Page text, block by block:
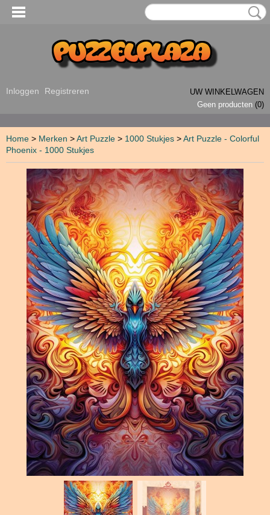
Inloggen Registreren
UW WINKELWAGEN
Geen producten (0)
Home > Merken >Art Puzzle > 1000 Stukjes >Art Puzzle - Colorful
Phoenix - 1000 Stukjes